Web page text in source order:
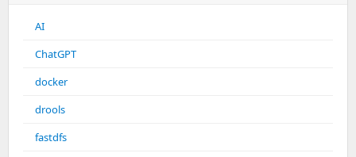
AI
ChatGPT
docker
drools
fastdfs